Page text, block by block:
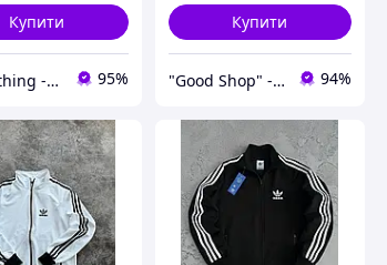
Купити
Vip Clothing - Інтернет магазин брендового одягу 95%
Купити
"Good Shop" - интернет-магазин спортивной обуви одежды и аксессуаров. 94%